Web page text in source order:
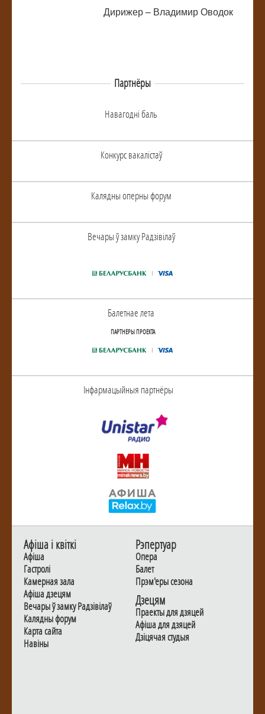
Дирижер – Владимир Оводок
Партнёры
Навагоднi баль
Конкурс вакалiстаў
Калядны оперны форум
Вечары ў замку Радзiвiлаў
Балетнае лета
ПАРТНЕРЫ ПРОЕКТА
Інфармацыйныя партнёры
Афiша i квiткi
Афiша
Гастролi
Камерная зала
Афiша дзецям
Вечары ў замку Радзiвiлаў
Калядны форум
Карта сайта
Навiны
Рэпертуар
Опера
Балет
Прэм'еры сезона
Дзецям
Праекты для дзяцей
Афiша для дзяцей
Дзiцячая студыя